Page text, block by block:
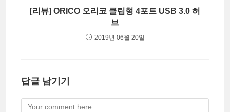
[리뷰] ORICO 오리코 클립형 4포트 USB 3.0 허
브
2019년 06월 20일
답글 남기기
Comment